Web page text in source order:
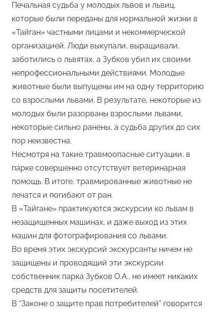
Печальная судьба у молодых львов и львиц,
которые были переданы для нормальной жизни в
«Тайган» частными лицами и некоммерческой
организацией. Люди выкупали, выращивали,
заботились о львятах, а Зубков убил их своими
непрофессиональными действиями. Молодые
животные были выпущены им на одну территорию
со взрослыми львами. В результате, некоторые из
молодых были разорваны взрослыми львами,
некоторые сильно ранены, а судьба других до сих
пор неизвестна.
Несмотря на такие травмоопасные ситуации, в
парке совершенно отсутствует ветеринарная
помощь. В итоге, травмированные животные не
лечатся и погибают от ран.
В «Тайгане» практикуются экскурсии ко львам в
незащищенных машинах, и даже выход из этих
машин для фотографирования со львами.
Во время этих экскурсий экскурсанты ничем не
защищены и проводящий эти экскурсии
собственник парка Зубков О.А., не имеет никаких
средств для защиты посетителей.
В “Законе о защите прав потребителей” говорится